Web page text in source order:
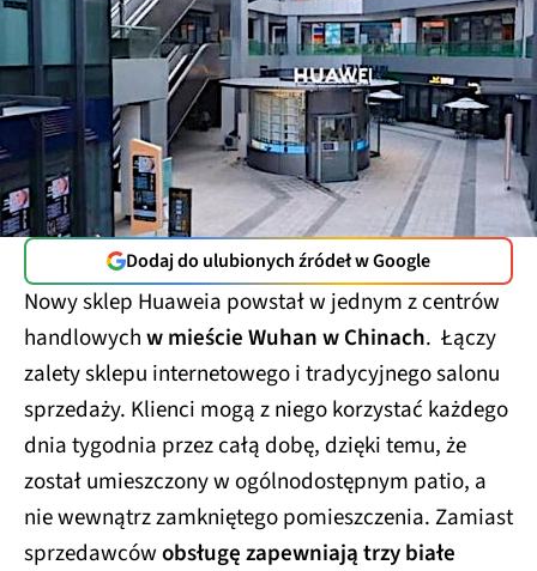
Dodaj do ulubionych źródeł w Google
Nowy sklep Huaweia powstał w jednym z centrów
handlowychw mieście Wuhan w Chinach. Łączy
zalety sklepu internetowego i tradycyjnego salonu
sprzedaży. Klienci mogą z niego korzystać każdego
dnia tygodnia przez całą dobę, dzięki temu, że
został umieszczony w ogólnodostępnym patio, a
nie wewnątrz zamkniętego pomieszczenia. Zamiast
sprzedawcówobsługę zapewniają trzy białe